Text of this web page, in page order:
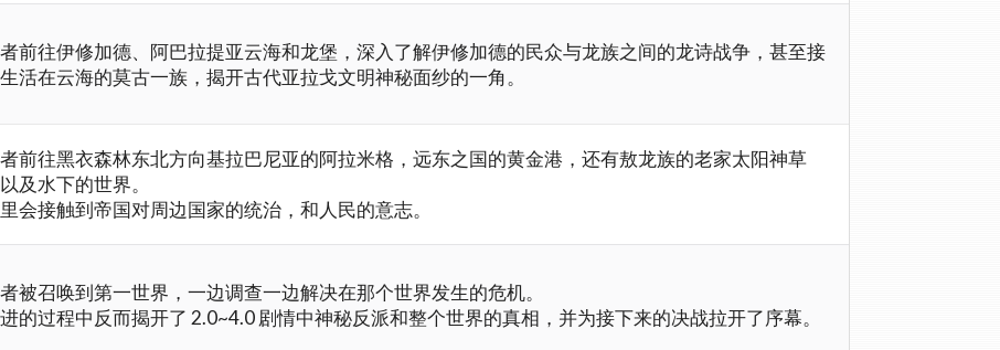
前往伊修加德、阿巴拉提亚云海和龙堡，深入了解伊修加德的民众与龙族之间的龙诗战争，甚至接
活在云海的莫古一族，揭开古代亚拉戈文明神秘面纱的一角。
前往黑衣森林东北方向基拉巴尼亚的阿拉米格，远东之国的黄金港，还有敖龙族的老家太阳神草
及水下的世界。
会接触到帝国对周边国家的统治，和人民的意志。
被召唤到第一世界，一边调查一边解决在那个世界发生的危机。
的过程中反而揭开了 2.0~4.0 剧情中神秘反派和整个世界的真相，并为接下来的决战拉开了序幕。